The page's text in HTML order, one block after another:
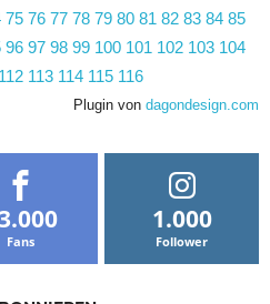
75 76 77 78 79 80 81 82 83 84 85
96 97 98 99 100 101 102 103 104
112 113 114 115 116
Plugin von dagondesign.com
Fans
1.000
Follower